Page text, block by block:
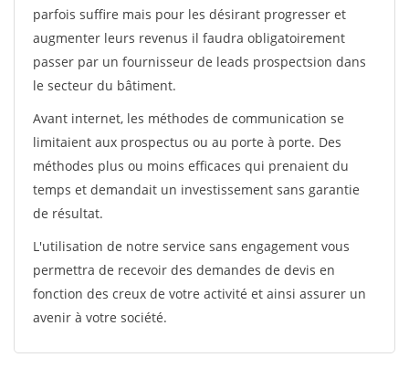
parfois suffire mais pour les désirant progresser et
augmenter leurs revenus il faudra obligatoirement
passer par un fournisseur de leads prospectsion dans
le secteur du bâtiment.
Avant internet, les méthodes de communication se
limitaient aux prospectus ou au porte à porte. Des
méthodes plus ou moins efficaces qui prenaient du
temps et demandait un investissement sans garantie
de résultat.
L'utilisation de notre service sans engagement vous
permettra de recevoir des demandes de devis en
fonction des creux de votre activité et ainsi assurer un
avenir à votre société.